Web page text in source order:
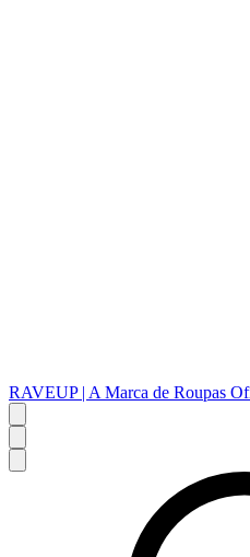
RAVEUP | A Marca de Roupas